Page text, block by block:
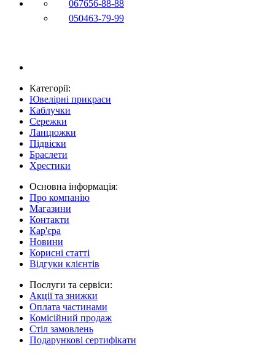
067656-88-88
050463-79-99
Категорії:
Ювелірні прикраси
Каблучки
Сережки
Ланцюжки
Підвіски
Браслети
Хрестики
Основна інформація:
Про компанію
Магазини
Контакти
Кар'єра
Новини
Корисні статті
Відгуки клієнтів
Послуги та сервіси:
Акції та знижки
Оплата частинами
Комісійний продаж
Стіл замовлень
Подарункові сертифікати